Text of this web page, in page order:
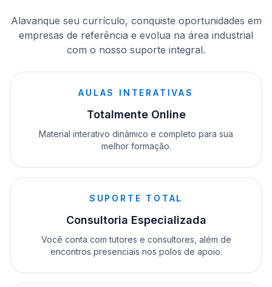
Alavanque seu currículo, conquiste oportunidades em
empresas de referência e evolua na área industrial
com o nosso suporte integral.
AULAS INTERATIVAS
Totalmente Online
Material interativo dinâmico e completo para sua
melhor formação.
SUPORTE TOTAL
Consultoria Especializada
Você conta com tutores e consultores, além de
encontros presenciais nos polos de apoio.